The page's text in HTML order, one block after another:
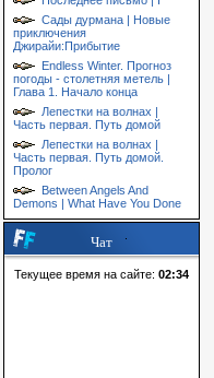
Сады дурмана | Новые
приключения
Джирайи:Прибытие
Endless Winter. Прогноз
погоды - столетняя метель |
Глава 1. Начало конца
Лепестки на волнах |
Часть первая. Путь домой
Лепестки на волнах |
Часть первая. Путь домой.
Пролог
Between Angels And
Demons | What Have You Done
Чат
Текущее время на сайте: 02:34